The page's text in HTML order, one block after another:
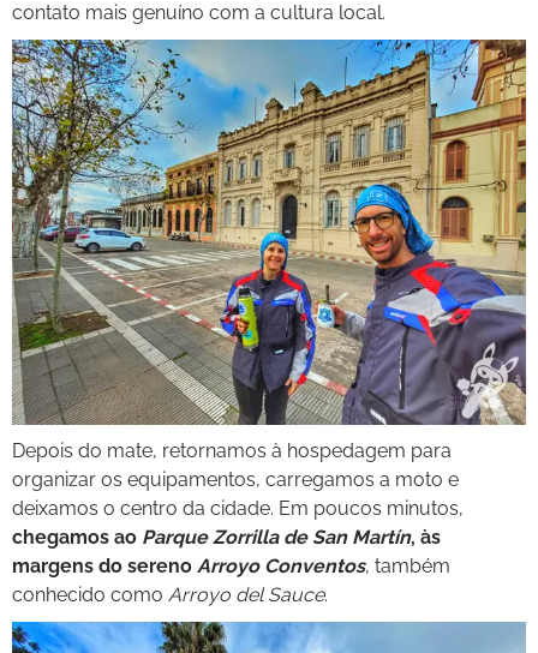
contato mais genuíno com a cultura local.
Depois do mate, retornamos à hospedagem para
organizar os equipamentos, carregamos a moto e
deixamos o centro da cidade. Em poucos minutos,
chegamos ao Parque Zorrilla de San Martín, às
margens do sereno Arroyo Conventos, também
conhecido como Arroyo del Sauce.